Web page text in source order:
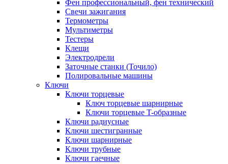
Фен профессиональный, фен технический
Свечи зажигания
Термометры
Мультиметры
Тестеры
Клещи
Электродрели
Заточные станки (Точило)
Полировальные машины
Ключи
Ключи торцевые
Ключ торцевые шарнирные
Ключи торцевые T-образные
Ключи радиусные
Ключи шестигранные
Ключи шарнирные
Ключи трубные
Ключи гаечные